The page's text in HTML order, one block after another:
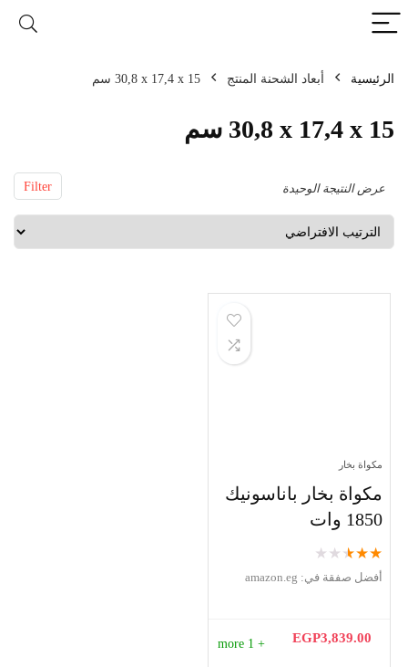
الرئيسية أبعاد الشحنة المنتج ‎30,8 x 17,4 x 15 سم
‎30,8 x 17,4 x 15 سم
Filter عرض النتيجة الوحيدة
مكواة بخار
مكواة بخار باناسونيك
1850 وات
★
★
★
★
★
أفضل صفقة في: amazon.eg
EGP3,839.00
+ 1 more